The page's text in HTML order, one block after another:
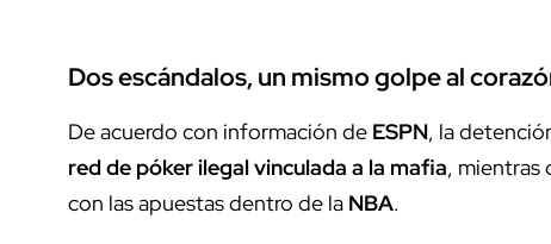
Dos escándalos, un mismo golpe al
De acuerdo con información de ESPN, la
red de póker ilegal vinculada a la mafia, mientras
con las apuestas dentro de la NBA.